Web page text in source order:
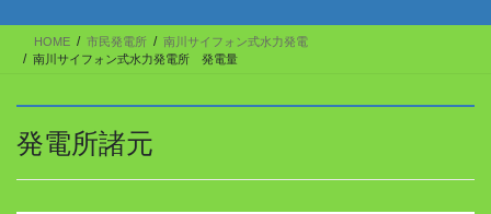
キ
に
HOME 市民発電所
南川サイフォン式水力発電
南川サイフォン式水力発電所 発電量
発電所諸元